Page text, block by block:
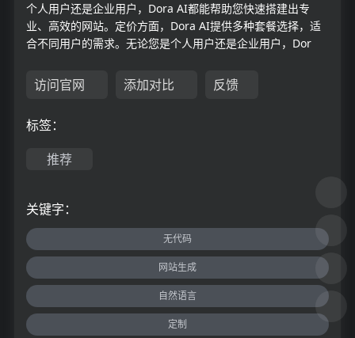
个人用户还是企业用户，Dora AI都能帮助您快速搭建出专
业、高效的网站。定价方面，Dora AI提供多种套餐选择，适
合不同用户的需求。无论您是个人用户还是企业用户，Dor
访问官网 添加对比 反馈
标签：
推荐
关键字：
无代码
网站生成
自然语言
定制